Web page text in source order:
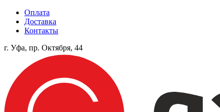
Оплата
Доставка
Контакты
г. Уфа, пр. Октября, 44